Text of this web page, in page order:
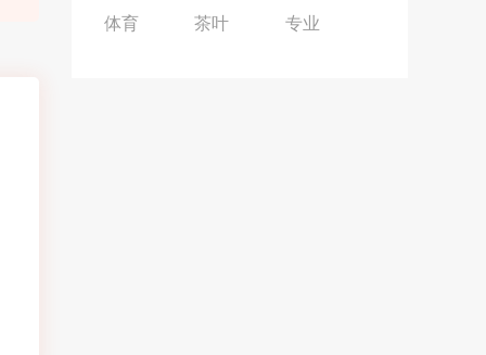
体育
茶叶 专业